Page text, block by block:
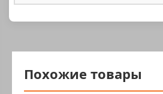
Похожие товары